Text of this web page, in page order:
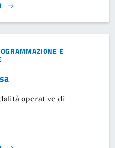
MOBILITÀ E SICUREZZA
E
operative di